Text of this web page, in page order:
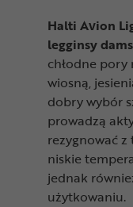
Halti Avion
legginsy
chłodne pory
wiosną,
dobry wybór
prowadzą
rezygnować
niskie
jednak
użytkowaniu.